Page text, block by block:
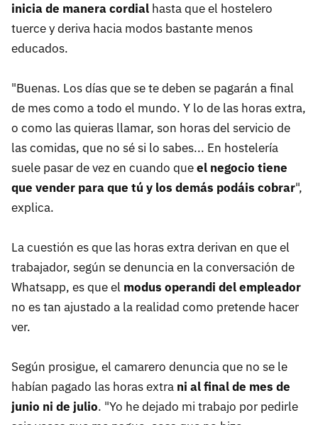
inicia de manera cordial hasta que el hostelero
tuerce y deriva hacia modos bastante menos
educados.
"Buenas. Los días que se te deben se pagarán a final
de mes como a todo el mundo. Y lo de las horas extra,
o como las quieras llamar, son horas del servicio de
las comidas, que no sé si lo sabes... En hostelería
suele pasar de vez en cuando queel negocio tiene
que vender para que tú y los demás podáis cobrar",
explica.
La cuestión es que las horas extra derivan en que el
trabajador, según se denuncia en la conversación de
Whatsapp, es que el modus operandi del empleador
no es tan ajustado a la realidad como pretende hacer
ver.
Según prosigue, el camarero denuncia que no se le
habían pagado las horas extra ni al final de mes de
junio ni de julio. "Yo he dejado mi trabajo por pedirle